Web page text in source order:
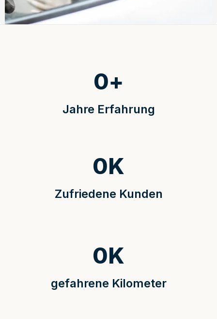
Jahre Erfahrung
0+
Zufriedene Kunden
0K
gefahrene Kilometer
0K